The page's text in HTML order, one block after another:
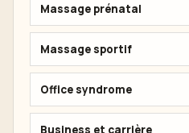
Massage prénatal
Massage sportif
Office syndrome
Business et carrière